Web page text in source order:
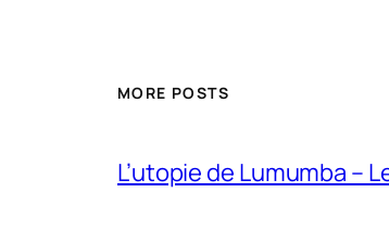
MORE POSTS
L’utopie de Lumumba